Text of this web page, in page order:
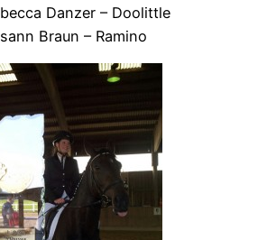
Danzer – Doolittle
Braun – Ramino